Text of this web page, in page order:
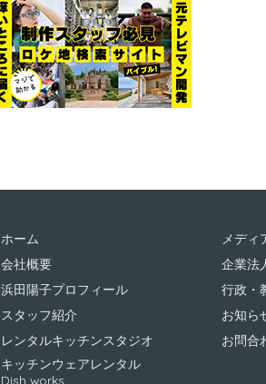
ホーム
会社概要
浜田陽子プロフィール
スタッフ紹介
レンタルキッチンスタジオ
キッチンウェアレンタル
Dish works
メディ
企業法
行政・
お知ら
お問合